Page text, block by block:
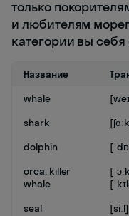
только
и любителям
категории вы себя
Название
whale
shark
dolphin
orca, killer
whale
seal [siːl]